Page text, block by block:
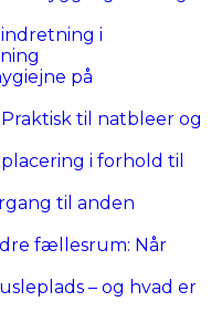
i
på
til natbleer og
i forhold til
til anden
fællesrum: Når
– og hvad er